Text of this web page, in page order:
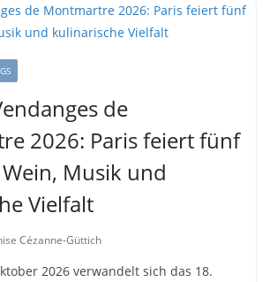
de
2026: Paris feiert fünf
Musik und
Vielfalt
Cézanne-Güttich
2026 verwandelt sich das 18.